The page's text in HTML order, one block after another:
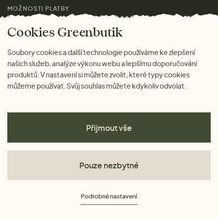
Magazín
MOŽNOSTI PLATBY
Ochrana osobních údajů
Cookies
Cookies Greenbutik
Soubory cookies a další technologie používáme ke zlepšení
našich služeb, analýze výkonu webu a lepšímu doporučování
produktů. V nastavení si můžete zvolit, které typy cookies
můžeme používat. Svůj souhlas můžete kdykoliv odvolat.
Přijmout vše
Pouze nezbytné
Podrobné nastavení